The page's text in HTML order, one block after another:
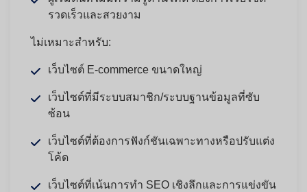
รวดเร็วและสวยงาม
ไม่เหมาะสำหรับ:
เว็บไซต์ E-commerce ขนาดใหญ่
เว็บไซต์ที่มีระบบสมาชิก/ระบบฐานข้อมูลที่ซับ
ซ้อน
เว็บไซต์ที่ต้องการฟังก์ชันเฉพาะทางหรือปรับแต่ง
โค้ด
เว็บไซต์ที่เน้นการทำ SEO เชิงลึกและการแข่งขัน